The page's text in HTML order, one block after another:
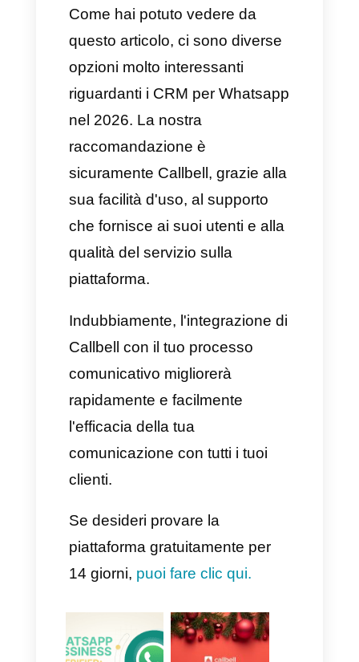
che vengono richieste e del
numero di utenti. Se stai
pensando di implementare
questo strumento, devi
per una gestione intensiva del
servizio clienti su Whatsapp.
È ideale per:
lunghi.
HubSpot non è un CRM di
Whatsapp, ma consente
l'integrazione di Whatsapp
tramite provider terzi,
combinando:
Pipeline di vendita
Reporting avanzato